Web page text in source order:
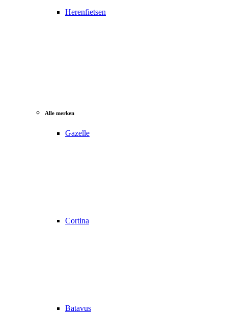
Herenfietsen
Alle merken
Gazelle
Cortina
Batavus